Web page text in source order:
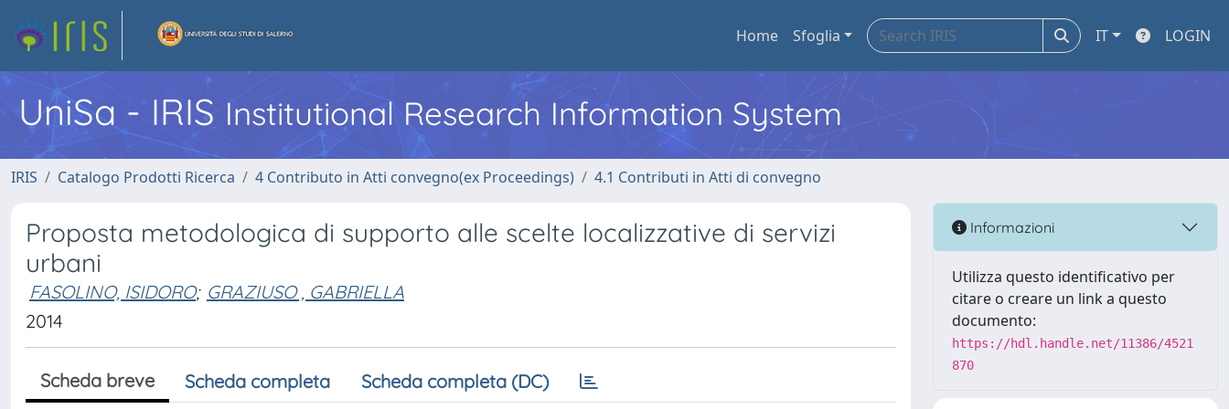
Home Sfoglia IT LOGIN
UniSa - IRIS Institutional Research Information System
IRIS Catalogo Prodotti Ricerca 4 Contributo in Atti convegno(ex Proceedings) 4.1 Contributi in Atti di convegno
Proposta metodologica di supporto alle scelte localizzative di servizi
urbani
FASOLINO, ISIDORO; GRAZIUSO , GABRIELLA
2014
Scheda breve Scheda completa Scheda completa (DC)
Informazioni
Utilizza questo identificativo per
citare o creare un link a questo
documento:
https://hdl.handle.net/11386/4521
870